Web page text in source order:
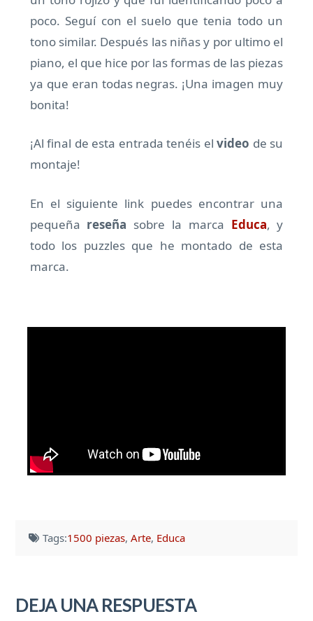
poco. Seguí con el suelo que tenia todo un
tono similar. Después las niñas y por ultimo el
piano, el que hice por las formas de las piezas
ya que eran todas negras. ¡Una imagen muy
bonita!
¡Al final de esta entrada tenéis elvideo de su
montaje!
En el siguiente link puedes encontrar una
pequeña reseña sobre la marca Educa, y
todo los puzzles que he montado de esta
marca.
Tags:1500 piezas, Arte, Educa
DEJA UNA RESPUESTA